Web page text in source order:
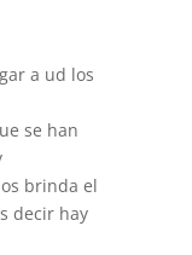
a ud los
se han
brinda el
decir hay